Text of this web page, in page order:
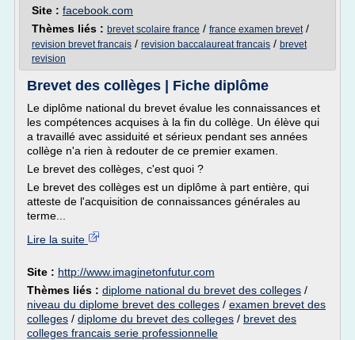
Site : facebook.com
Thèmes liés : brevet scolaire france / france examen brevet/
revision brevet francais / revision baccalaureat francais / brevet
revision
Brevet des collèges | Fiche diplôme
Le diplôme national du brevet évalue les connaissances et
les compétences acquises à la fin du collège. Un élève qui
a travaillé avec assiduité et sérieux pendant ses années
collège n'a rien à redouter de ce premier examen.
Le brevet des collèges, c'est quoi ?
Le brevet des collèges est un diplôme à part entière, qui
atteste de l'acquisition de connaissances générales au
terme...
Lire la suite
Site : http://www.imaginetonfutur.com
Thèmes liés : diplome national du brevet des colleges /
niveau du diplome brevet des colleges / examen brevet des
colleges / diplome du brevet des colleges / brevet des
colleges francais serie professionnelle